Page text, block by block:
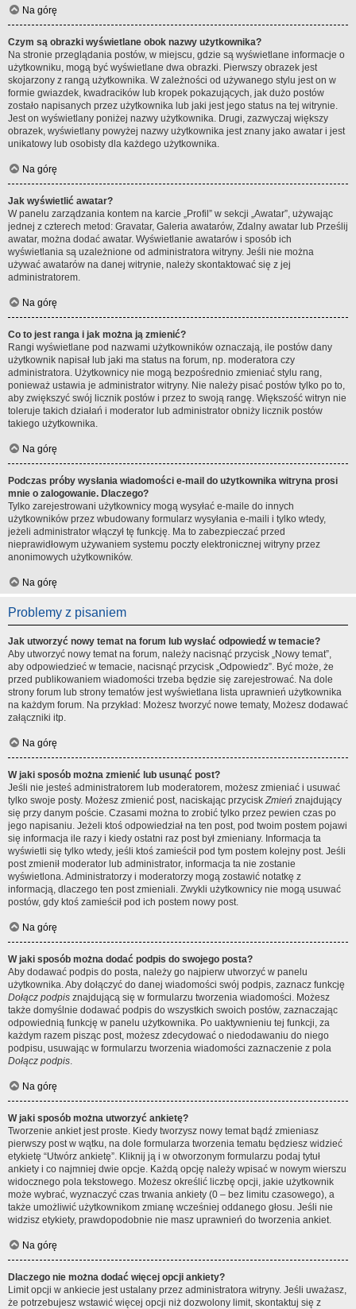
Na górę
Czym są obrazki wyświetlane obok nazwy użytkownika?
Na stronie przeglądania postów, w miejscu, gdzie są wyświetlane informacje o
użytkowniku, mogą być wyświetlane dwa obrazki. Pierwszy obrazek jest
skojarzony z rangą użytkownika. W zależności od używanego stylu jest on w
formie gwiazdek, kwadracików lub kropek pokazujących, jak dużo postów
zostało napisanych przez użytkownika lub jaki jest jego status na tej witrynie.
Jest on wyświetlany poniżej nazwy użytkownika. Drugi, zazwyczaj większy
obrazek, wyświetlany powyżej nazwy użytkownika jest znany jako awatar i jest
unikatowy lub osobisty dla każdego użytkownika.
Na górę
Jak wyświetlić awatar?
W panelu zarządzania kontem na karcie „Profil” w sekcji „Awatar”, używając
jednej z czterech metod: Gravatar, Galeria awatarów, Zdalny awatar lub Prześlij
awatar, można dodać awatar. Wyświetlanie awatarów i sposób ich
wyświetlania są uzależnione od administratora witryny. Jeśli nie można
używać awatarów na danej witrynie, należy skontaktować się z jej
administratorem.
Na górę
Co to jest ranga i jak można ją zmienić?
Rangi wyświetlane pod nazwami użytkowników oznaczają, ile postów dany
użytkownik napisał lub jaki ma status na forum, np. moderatora czy
administratora. Użytkownicy nie mogą bezpośrednio zmieniać stylu rang,
ponieważ ustawia je administrator witryny. Nie należy pisać postów tylko po to,
aby zwiększyć swój licznik postów i przez to swoją rangę. Większość witryn nie
toleruje takich działań i moderator lub administrator obniży licznik postów
takiego użytkownika.
Na górę
Podczas próby wysłania wiadomości e-mail do użytkownika witryna prosi
mnie o zalogowanie. Dlaczego?
Tylko zarejestrowani użytkownicy mogą wysyłać e-maile do innych
użytkowników przez wbudowany formularz wysyłania e-maili i tylko wtedy,
jeżeli administrator włączył tę funkcję. Ma to zabezpieczać przed
nieprawidłowym używaniem systemu poczty elektronicznej witryny przez
anonimowych użytkowników.
Na górę
Problemy z pisaniem
Jak utworzyć nowy temat na forum lub wysłać odpowiedź w temacie?
Aby utworzyć nowy temat na forum, należy nacisnąć przycisk „Nowy temat”,
aby odpowiedzieć w temacie, nacisnąć przycisk „Odpowiedz”. Być może, że
przed publikowaniem wiadomości trzeba będzie się zarejestrować. Na dole
strony forum lub strony tematów jest wyświetlana lista uprawnień użytkownika
na każdym forum. Na przykład: Możesz tworzyć nowe tematy, Możesz dodawać
załączniki itp.
Na górę
W jaki sposób można zmienić lub usunąć post?
Jeśli nie jesteś administratorem lub moderatorem, możesz zmieniać i usuwać
tylko swoje posty. Możesz zmienić post, naciskając przyciskZmień znajdujący
się przy danym poście. Czasami można to zrobić tylko przez pewien czas po
jego napisaniu. Jeżeli ktoś odpowiedział na ten post, pod twoim postem pojawi
się informacja ile razy i kiedy ostatni raz post był zmieniany. Informacja ta
wyświetli się tylko wtedy, jeśli ktoś zamieścił pod tym postem kolejny post. Jeśli
post zmienił moderator lub administrator, informacja ta nie zostanie
wyświetlona. Administratorzy i moderatorzy mogą zostawić notatkę z
informacją, dlaczego ten post zmieniali. Zwykli użytkownicy nie mogą usuwać
postów, gdy ktoś zamieścił pod ich postem nowy post.
Na górę
W jaki sposób można dodać podpis do swojego posta?
Aby dodawać podpis do posta, należy go najpierw utworzyć w panelu
użytkownika. Aby dołączyć do danej wiadomości swój podpis, zaznacz funkcję
Dołącz podpis znajdującą się w formularzu tworzenia wiadomości. Możesz
także domyślnie dodawać podpis do wszystkich swoich postów, zaznaczając
odpowiednią funkcję w panelu użytkownika. Po uaktywnieniu tej funkcji, za
każdym razem pisząc post, możesz zdecydować o niedodawaniu do niego
podpisu, usuwając w formularzu tworzenia wiadomości zaznaczenie z pola
Dołącz podpis.
Na górę
W jaki sposób można utworzyć ankietę?
Tworzenie ankiet jest proste. Kiedy tworzysz nowy temat bądź zmieniasz
pierwszy post w wątku, na dole formularza tworzenia tematu będziesz widzieć
etykietę “Utwórz ankietę”. Kliknij ją i w otworzonym formularzu podaj tytuł
ankiety i co najmniej dwie opcje. Każdą opcję należy wpisać w nowym wierszu
widocznego pola tekstowego. Możesz określić liczbę opcji, jakie użytkownik
może wybrać, wyznaczyć czas trwania ankiety (0 – bez limitu czasowego), a
także umożliwić użytkownikom zmianę wcześniej oddanego głosu. Jeśli nie
widzisz etykiety, prawdopodobnie nie masz uprawnień do tworzenia ankiet.
Na górę
Dlaczego nie można dodać więcej opcji ankiety?
Limit opcji w ankiecie jest ustalany przez administratora witryny. Jeśli uważasz,
że potrzebujesz wstawić więcej opcji niż dozwolony limit, skontaktuj się z